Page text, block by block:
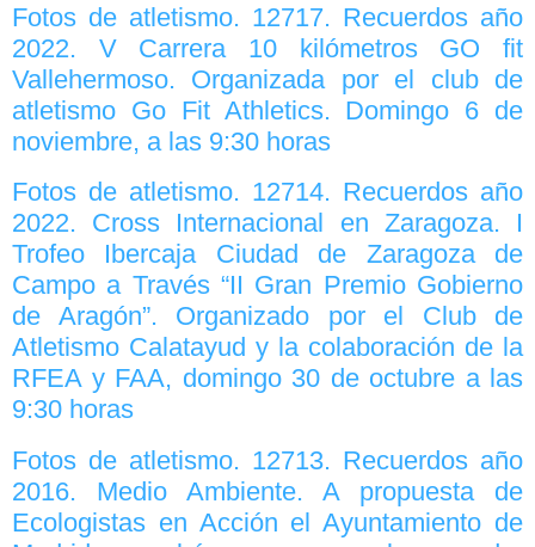
Fotos de atletismo. 12717. Recuerdos año
2022. V Carrera 10 kilómetros GO fit
Vallehermoso. Organizada por el club de
atletismo Go Fit Athletics. Domingo 6 de
noviembre, a las 9:30 horas
Fotos de atletismo. 12714. Recuerdos año
2022. Cross Internacional en Zaragoza. I
Trofeo Ibercaja Ciudad de Zaragoza de
Campo a Través “II Gran Premio Gobierno
de Aragón”. Organizado por el Club de
Atletismo Calatayud y la colaboración de la
RFEA y FAA, domingo 30 de octubre a las
9:30 horas
Fotos de atletismo. 12713. Recuerdos año
2016. Medio Ambiente. A propuesta de
Ecologistas en Acción el Ayuntamiento de